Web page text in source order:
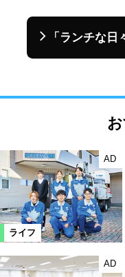
「ランチな日
ライフ
AD
AD